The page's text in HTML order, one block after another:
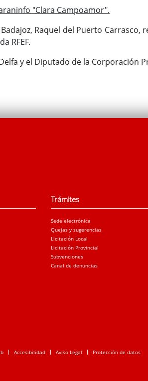
"Clara Campoamor".
Raquel del Puerto Carrasco,
RFEF.
y el Diputado de la Corporación
Trámites
Sede electrónica
Quejas y sugerencias
Licitación Local
Licitación Provincial
Subvenciones
Canal de denuncias
Accesibilidad Aviso Legal Protección de datos